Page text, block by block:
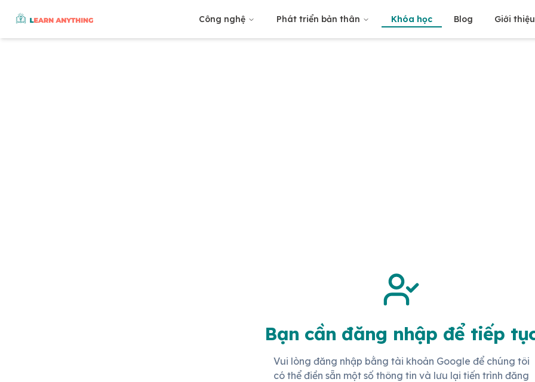
Công nghệ Phát triển bản thân Khóa học Blog Giới thiệu
Bạn cần đăng nhập để tiếp
Vui lòng đăng nhập bằng tài khoản Google để chúng tôi
có thể điền sẵn một số thông tin và lưu lại tiến trình đăng